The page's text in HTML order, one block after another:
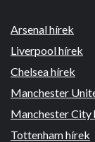
Arsenal hírek
Liverpool hírek
Chelsea hírek
Manchester
Manchester City
Tottenham hírek